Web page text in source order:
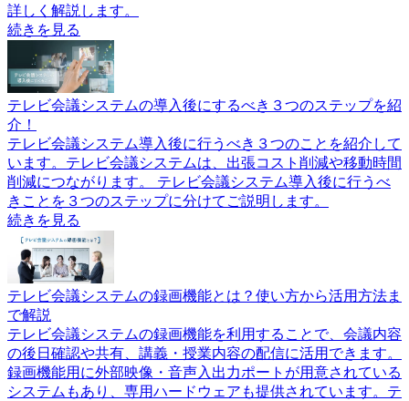
詳しく解説します。
続きを見る
テレビ会議システムの導入後にするべき３つのステップを紹
介！
テレビ会議システム導入後に行うべき３つのことを紹介して
います。テレビ会議システムは、出張コスト削減や移動時間
削減につながります。 テレビ会議システム導入後に行うべ
きことを３つのステップに分けてご説明します。
続きを見る
テレビ会議システムの録画機能とは？使い方から活用方法ま
で解説
テレビ会議システムの録画機能を利用することで、会議内容
の後日確認や共有、講義・授業内容の配信に活用できます。
録画機能用に外部映像・音声入出力ポートが用意されている
システムもあり、専用ハードウェアも提供されています。テ